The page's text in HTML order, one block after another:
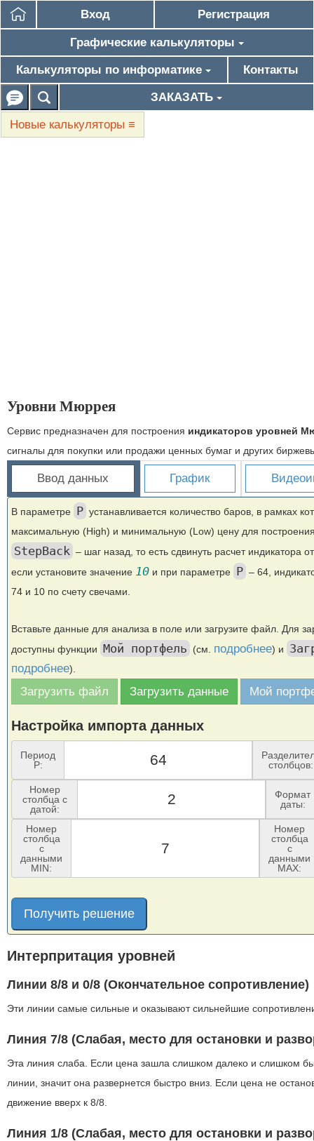
Вход Регистрация
Графические калькуляторы
Калькуляторы по информатике Контакты
ЗАКАЗАТЬ
Новые калькуляторы ≡
Уровни Мюррея
Сервис предназначен для построения индикаторов уровней
сигналы для покупки или продажи ценных бумаг и других
Ввод данных График
В параметре P устанавливается количество баров, в рамках
максимальную (High) и минимальную (Low) цену для
StepBack – шаг назад, то есть сдвинуть расчет индикатора
если установите значение 10 и при параметре P – 64,
74 и 10 по счету свечами.
Вставьте данные для анализа в поле или загрузите файл. Для
доступны функции Мой портфель (см. подробнее) и
подробнее).
Загрузить файл Загрузить данные Мой
Настройка импорта данных
Период
P:
столбцов:
Номер
столбца с
датой:
Формат
даты:
Номер
столбца
с
данными
MIN:
Номер
столбца
с
данными
MAX:
Получить решение
Интерпритация уровней
Линии 8/8 и 0/8 (Окончательное сопротивление)
Эти линии самые сильные и оказывают сильнейшие
Линия 7/8 (Слабая, место для остановки и
Эта линия слаба. Если цена зашла слишком далеко и слишком
линии, значит она развернется быстро вниз. Если цена не
движение вверх к 8/8.
Линия 1/8 (Слабая, место для остановки и